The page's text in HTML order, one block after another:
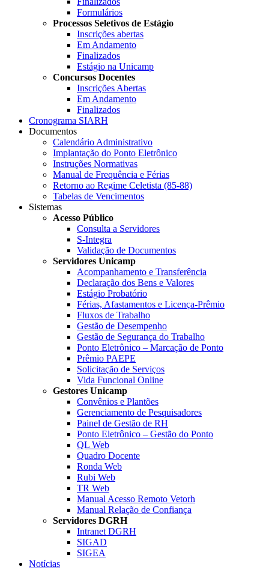
Formulários
Processos Seletivos de Estágio
Inscrições abertas
Em Andamento
Finalizados
Estágio na Unicamp
Concursos Docentes
Inscrições Abertas
Em Andamento
Finalizados
Cronograma SIARH
Documentos
Calendário Administrativo
Implantação do Ponto Eletrônico
Instruções Normativas
Manual de Frequência e Férias
Retorno ao Regime Celetista (85-88)
Tabelas de Vencimentos
Sistemas
Acesso Público
Consulta a Servidores
S-Integra
Validação de Documentos
Servidores Unicamp
Acompanhamento e Transferência
Declaração dos Bens e Valores
Estágio Probatório
Férias, Afastamentos e Licença-Prêmio
Fluxos de Trabalho
Gestão de Desempenho
Gestão de Segurança do Trabalho
Ponto Eletrônico – Marcação de Ponto
Prêmio PAEPE
Solicitação de Serviços
Vida Funcional Online
Gestores Unicamp
Convênios e Plantões
Gerenciamento de Pesquisadores
Painel de Gestão de RH
Ponto Eletrônico – Gestão do Ponto
QL Web
Quadro Docente
Ronda Web
Rubi Web
TR Web
Manual Acesso Remoto Vetorh
Manual Relação de Confiança
Servidores DGRH
Intranet DGRH
SIGAD
SIGEA
Notícias